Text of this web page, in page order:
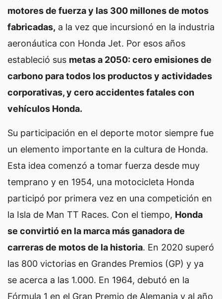
motores de fuerza y las 300 millones de motos
fabricadas, a la vez que incursionó en la industria
aeronáutica con Honda Jet. Por esos años
estableció sus metas a 2050: cero emisiones de
carbono para todos los productos y actividades
corporativas, y cero accidentes fatales con
vehículos Honda.
Su participación en el deporte motor siempre fue
un elemento importante en la cultura de Honda.
Esta idea comenzó a tomar fuerza desde muy
temprano y en 1954, una motocicleta Honda
participó por primera vez en una competición en
la Isla de Man TT Races. Con el tiempo, Honda
se convirtió en la marca más ganadora de
carreras de motos de la historia. En 2020 superó
las 800 victorias en Grandes Premios (GP) y ya
se acerca a las 1.000. En 1964, debutó en la
Fórmula 1 en el Gran Premio de Alemania y al año